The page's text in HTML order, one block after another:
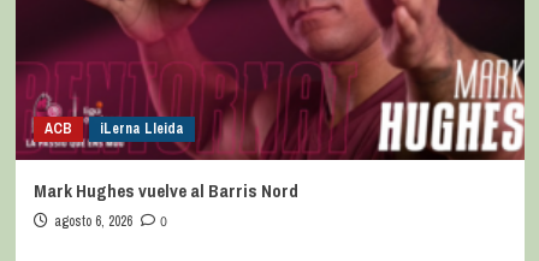
ACB iLerna Lleida
Mark Hughes vuelve al Barris Nord
agosto 6, 2026 0